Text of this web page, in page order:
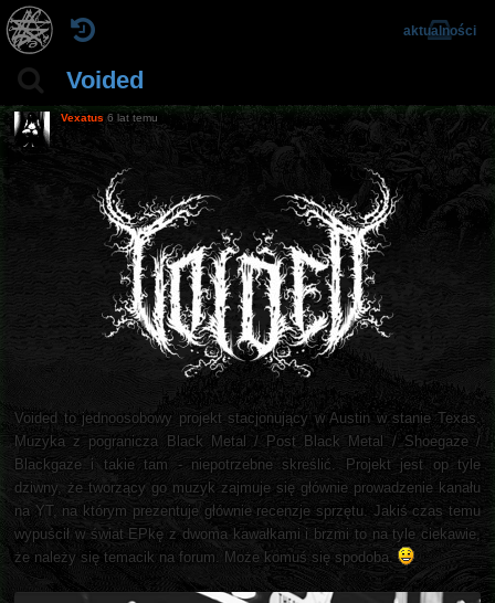
Voided
aktualności
Vexatus 6 lat temu
Voided to jednoosobowy projekt stacjonujący w Austin w stanie Texas.
Muzyka z pogranicza Black Metal / Post Black Metal / Shoegaze /
Blackgaze i takie tam - niepotrzebne skreślić. Projekt jest op tyle
dziwny, że tworzący go muzyk zajmuje się głównie prowadzenie kanału
na YT, na którym prezentuje głównie recenzje sprzętu. Jakiś czas temu
wypuścił w świat EPkę z dwoma kawałkami i brzmi to na tyle ciekawie,
że należy się temacik na forum. Może komuś się spodoba.